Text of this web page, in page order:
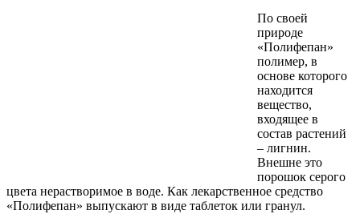
По своей
природе
«Полифепан»
полимер, в
основе которого
находится
вещество,
входящее в
состав растений
– лигнин.
Внешне это
порошок серого
цвета нерастворимое в воде. Как лекарственное средство
«Полифепан» выпускают в виде таблеток или гранул.